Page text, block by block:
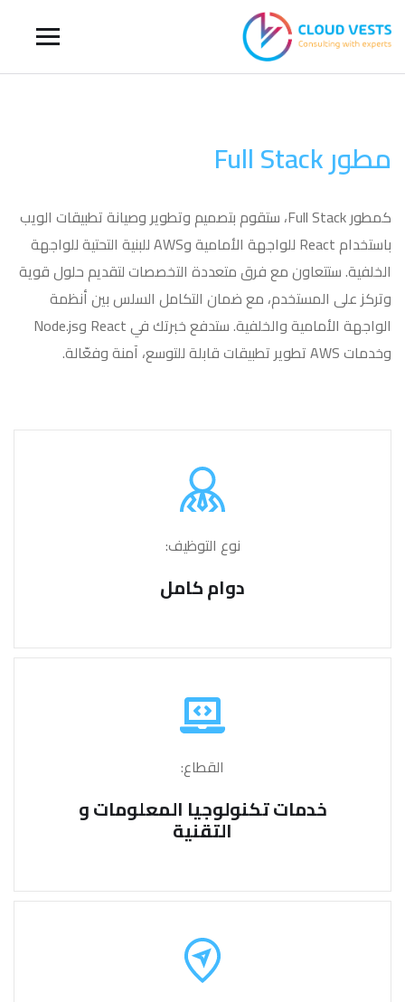
مطور Full Stack
كمطور Full Stack، ستقوم بتصميم وتطوير وصيانة تطبيقات الويب
باستخدام React للواجهة الأمامية وAWS للبنية التحتية للواجهة
الخلفية. ستتعاون مع فرق متعددة التخصصات لتقديم حلول قوية
وتركز على المستخدم، مع ضمان التكامل السلس بين أنظمة
الواجهة الأمامية والخلفية. ستدفع خبرتك في React وNode.js
وخدمات AWS تطوير تطبيقات قابلة للتوسع، آمنة وفعّالة.
نوع التوظيف:
دوام كامل
القطاع:
خدمات تكنولوجيا المعلومات و
التقنية